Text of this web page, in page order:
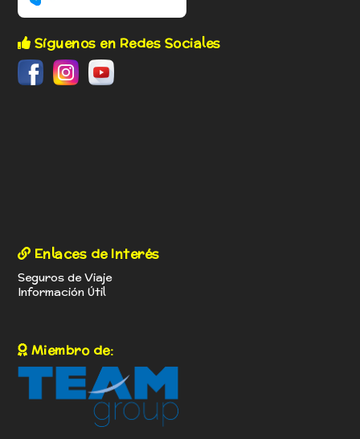
Síguenos en Redes Sociales
Enlaces de Interés
Seguros de Viaje
Información Útil
Miembro de: